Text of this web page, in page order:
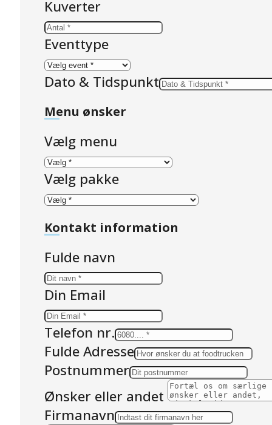
Kuverter
Eventtype
Dato & Tidspunkt
Menu ønsker
Vælg menu
Vælg pakke
Kontakt information
Fulde navn
Din Email
Telefon nr.
Fulde Adresse
Postnummer
Ønsker eller andet
Firmanavn